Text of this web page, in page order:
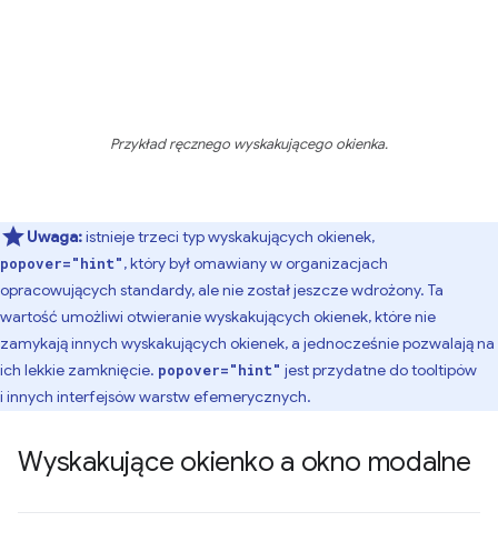
Przykład ręcznego wyskakującego okienka.
Uwaga:istnieje trzeci typ wyskakujących okienek,
popover="hint", który był omawiany w organizacjach
opracowujących standardy, ale nie został jeszcze wdrożony. Ta
wartość umożliwi otwieranie wyskakujących okienek, które nie
zamykają innych wyskakujących okienek, a jednocześnie pozwalają na
ich lekkie zamknięcie. popover="hint" jest przydatne do tooltipów
i innych interfejsów warstw efemerycznych.
Wyskakujące okienko a okno modalne